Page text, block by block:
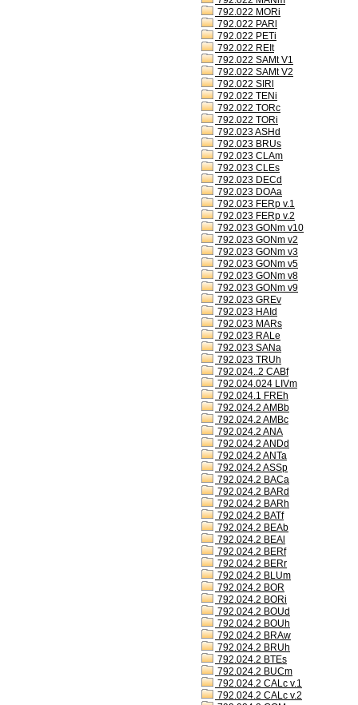
792.022 MORi
792.022 PARl
792.022 PETi
792.022 REIt
792.022 SAMt V1
792.022 SAMt V2
792.022 SIRl
792.022 TENi
792.022 TORc
792.022 TORi
792.023 ASHd
792.023 BRUs
792.023 CLAm
792.023 CLEs
792.023 DECd
792.023 DOAa
792.023 FERp v.1
792.023 FERp v.2
792.023 GONm v10
792.023 GONm v2
792.023 GONm v3
792.023 GONm v5
792.023 GONm v8
792.023 GONm v9
792.023 GREv
792.023 HAId
792.023 MARs
792.023 RALe
792.023 SANa
792.023 TRUh
792.024..2 CABf
792.024.024 LIVm
792.024.1 FREh
792.024.2 AMBb
792.024.2 AMBc
792.024.2 ANA
792.024.2 ANDd
792.024.2 ANTa
792.024.2 ASSp
792.024.2 BACa
792.024.2 BARd
792.024.2 BARh
792.024.2 BATf
792.024.2 BEAb
792.024.2 BEAl
792.024.2 BERf
792.024.2 BERr
792.024.2 BLUm
792.024.2 BOR
792.024.2 BORi
792.024.2 BOUd
792.024.2 BOUh
792.024.2 BRAw
792.024.2 BRUh
792.024.2 BTEs
792.024.2 BUCm
792.024.2 CALc v.1
792.024.2 CALc v.2